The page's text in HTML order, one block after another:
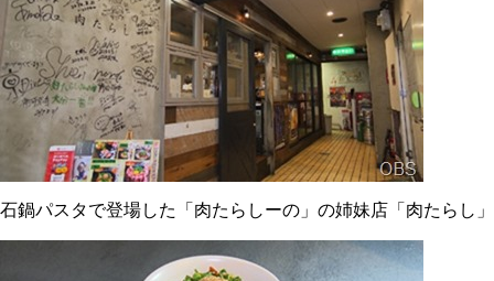
石鍋パスタで登場した「肉たらしーの」の姉妹店「肉たらし」